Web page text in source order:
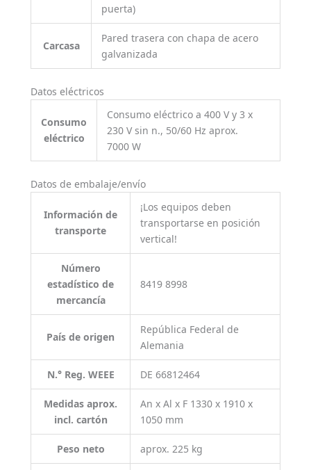
puerta)
Carcasa
Pared trasera con chapa de acero
galvanizada
Datos eléctricos
Consumo
eléctrico
Consumo eléctrico a 400 V y 3 x
230 V sin n., 50/60 Hz aprox.
7000 W
Datos de embalaje/envío
Información de
transporte
¡Los equipos deben
transportarse en posición
vertical!
Número
estadístico de
mercancía
8419 8998
País de origen
República Federal de
Alemania
N.° Reg. WEEE DE 66812464
Medidas aprox.
incl. cartón
An x Al x F 1330 x 1910 x
1050 mm
Peso neto aprox. 225 kg